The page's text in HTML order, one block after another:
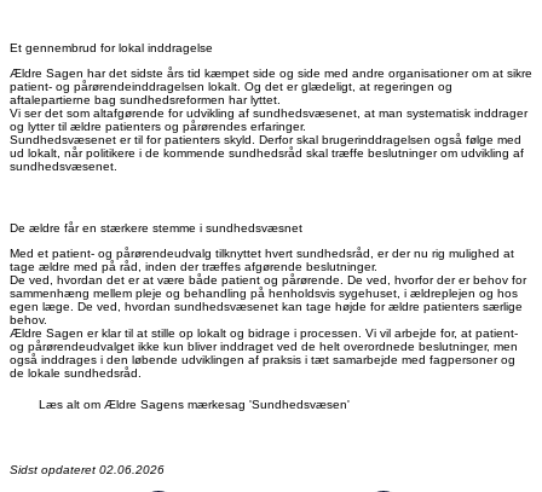
Et gennembrud for lokal inddragelse
Ældre Sagen har det sidste års tid kæmpet side og side med andre organisationer om at sikre
patient- og pårørendeinddragelsen lokalt. Og det er glædeligt, at regeringen og
aftalepartierne bag sundhedsreformen har lyttet.
Vi ser det som altafgørende for udvikling af sundhedsvæsenet, at man systematisk inddrager
og lytter til ældre patienters og pårørendes erfaringer.
Sundhedsvæsenet er til for patienters skyld. Derfor skal brugerinddragelsen også følge med
ud lokalt, når politikere i de kommende sundhedsråd skal træffe beslutninger om udvikling af
sundhedsvæsenet.
De ældre får en stærkere stemme i sundhedsvæsnet
Med et patient- og pårørendeudvalg tilknyttet hvert sundhedsråd, er der nu rig mulighed at
tage ældre med på råd, inden der træffes afgørende beslutninger.
De ved, hvordan det er at være både patient og pårørende. De ved, hvorfor der er behov for
sammenhæng mellem pleje og behandling på henholdsvis sygehuset, i ældreplejen og hos
egen læge. De ved, hvordan sundhedsvæsenet kan tage højde for ældre patienters særlige
behov.
Ældre Sagen er klar til at stille op lokalt og bidrage i processen. Vi vil arbejde for, at patient-
og pårørendeudvalget ikke kun bliver inddraget ved de helt overordnede beslutninger, men
også inddrages i den løbende udviklingen af praksis i tæt samarbejde med fagpersoner og
de lokale sundhedsråd.
Læs alt om Ældre Sagens mærkesag 'Sundhedsvæsen'
Sidst opdateret 02.06.2026